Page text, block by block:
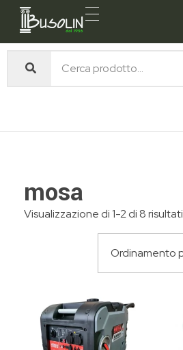
Busolin S.R.L.
mosa
mosa
Visualizzazione di 1-2 di 8 risultati